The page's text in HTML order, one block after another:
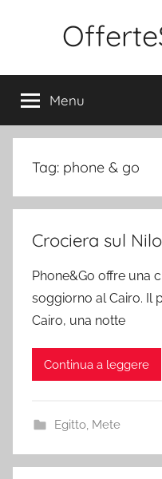
Menu
Tag: phone & go
Crociera sul Nilo
Phone&Go offre una
soggiorno al Cairo. Il
Cairo, una notte
Continua a leggere
Egitto, Mete